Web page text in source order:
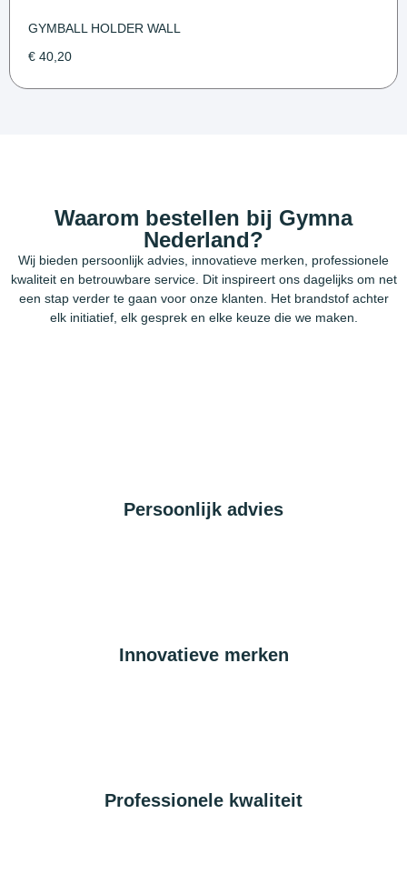
GYMBALL HOLDER WALL
€ 40,20
Waarom bestellen bij Gymna
Nederland?
Wij bieden persoonlijk advies, innovatieve merken, professionele
kwaliteit en betrouwbare service. Dit inspireert ons dagelijks om net
een stap verder te gaan voor onze klanten. Het brandstof achter
elk initiatief, elk gesprek en elke keuze die we maken.
Persoonlijk advies
Innovatieve merken
Professionele kwaliteit